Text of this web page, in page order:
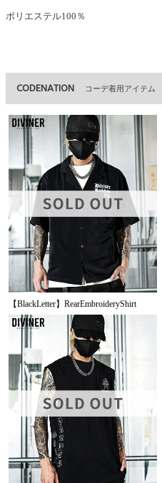
ポリエステル100％
CODENATION コーデ着用アイテム
【BlackLetter】RearEmbroideryShirt